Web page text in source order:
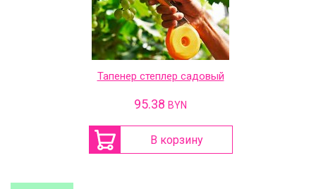
Тапенер степлер садовый
95.38 BYN
В корзину